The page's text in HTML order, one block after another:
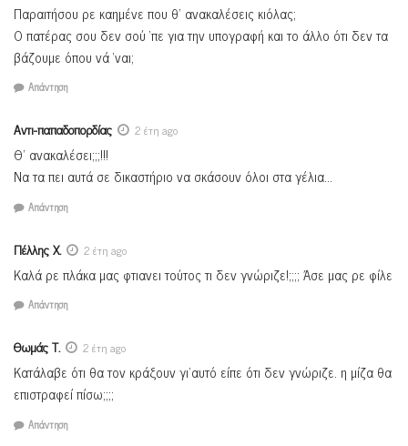
Παραιτήσου ρε καημένε που θ’ ανακαλέσεις κιόλας;
Ο πατέρας σου δεν σού ‘πε για την υπογραφή και το άλλο ότι δεν τα
βάζουμε όπου νά ‘ναι;
Απάντηση
Αντι-παπαδοπορδίας 2 έτη ago
Θ’ ανακαλέσει;;;!!!
Να τα πει αυτά σε δικαστήριο να σκάσουν όλοι στα γέλια…
Απάντηση
Πέλλης Χ. 2 έτη ago
Καλά ρε πλάκα μας φτιανει τούτος τι δεν γνώριζε!;;;; Άσε μας ρε φίλε
Απάντηση
Θωμάς Τ. 2 έτη ago
Κατάλαβε ότι θα τον κράξουν γι’αυτό είπε ότι δεν γνώριζε. η μίζα θα
επιστραφεί πίσω;;;;
Απάντηση